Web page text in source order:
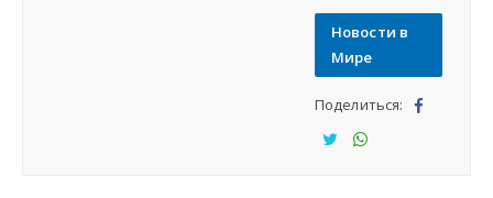
Новости в
Мире
Поделиться: